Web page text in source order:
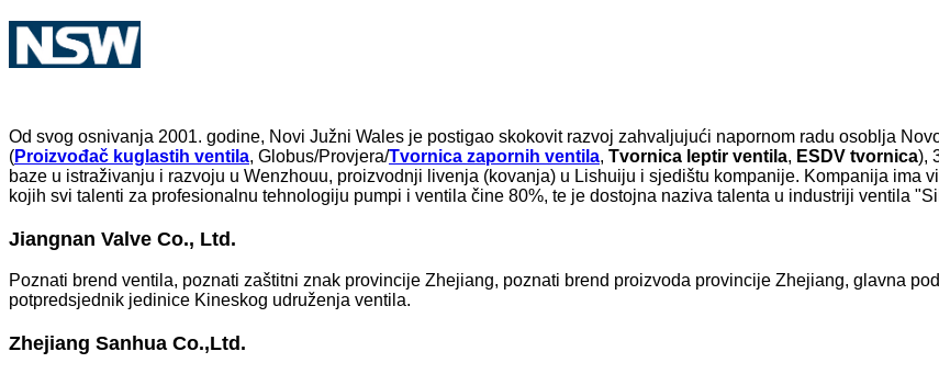
Od svog osnivanja 2001. godine, Novi Južni Wales je postigao skokovit razvoj zahvaljujući napornom radu osoblja
(Proizvođač kuglastih ventila, Globus/Provjera/Tvornica zapornih ventila, Tvornica leptir ventila, ESDV tvornica),
baze u istraživanju i razvoju u Wenzhouu, proizvodnji livenja (kovanja) u Lishuiju i sjedištu kompanije. Kompanija ima
kojih svi talenti za profesionalnu tehnologiju pumpi i ventila čine 80%, te je dostojna naziva talenta u industriji ventila
Jiangnan Valve Co., Ltd.
Poznati brend ventila, poznati zaštitni znak provincije Zhejiang, poznati brend proizvoda provincije Zhejiang, glavna
potpredsjednik jedinice Kineskog udruženja ventila.
Zhejiang Sanhua Co.,Ltd.